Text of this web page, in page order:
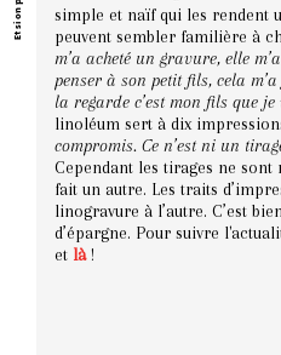
simple et naïf qui les rendent
peuvent sembler familière à
m’a acheté un gravure, elle
penser à son petit fils, cela
la regarde c’est mon fils que je
linoléum sert à dix
compromis. Ce n’est ni un
Cependant les tirages ne
fait un autre. Les traits
linogravure à l’autre. C’est
d’épargne. Pour suivre
et là!